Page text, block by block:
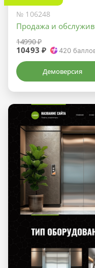
№ 106248
Продажа и
14990 ₽
10493 ₽ 420
Демоверсия